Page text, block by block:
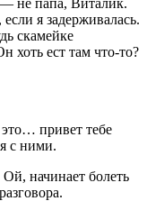
я задерживалась.
скамейке
хоть ест там что-то?
привет тебе
с ними.
начинает болеть